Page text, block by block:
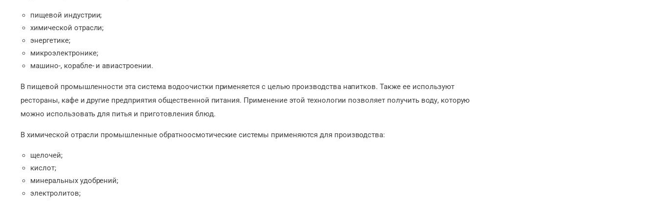
пищевой индустрии;
химической отрасли;
энергетике;
микроэлектронике;
машино-, корабле- и авиастроении.
В пищевой промышленности эта система водоочистки применяется с целью производства напитков. Также ее используют
рестораны, кафе и другие предприятия общественной питания. Применение этой технологии позволяет получить воду, которую
можно использовать для питья и приготовления блюд.
В химической отрасли промышленные обратноосмотические системы применяются для производства:
щелочей;
кислот;
минеральных удобрений;
электролитов;